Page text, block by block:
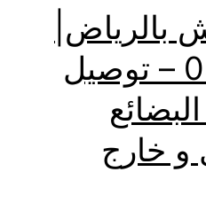
بالرياض|
0550448020 – توصيل
و خارج